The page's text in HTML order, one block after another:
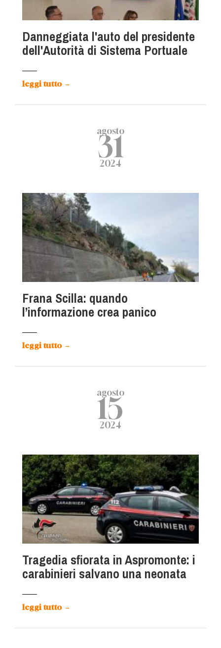
Danneggiata l'auto del presidente
dell'Autorità di Sistema Portuale
leggi tutto →
agosto
31
2024
Frana Scilla: quando
l’informazione crea panico
leggi tutto →
agosto
15
2024
Tragedia sfiorata in Aspromonte: i
carabinieri salvano una neonata
leggi tutto →